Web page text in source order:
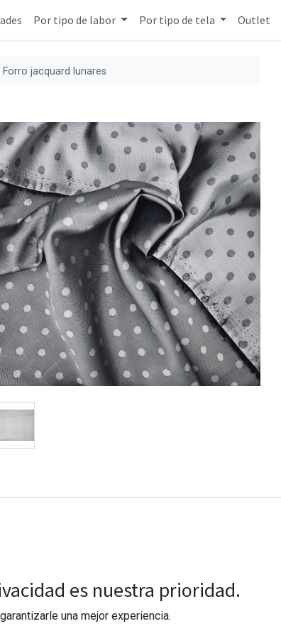
Por tipo de labor Por tipo de tela Outlet
Forro jacquard lunares
es nuestra prioridad.
una mejor experiencia.